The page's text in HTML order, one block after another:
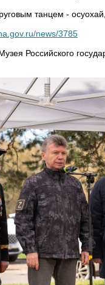
танцем -
news/3785
Российского